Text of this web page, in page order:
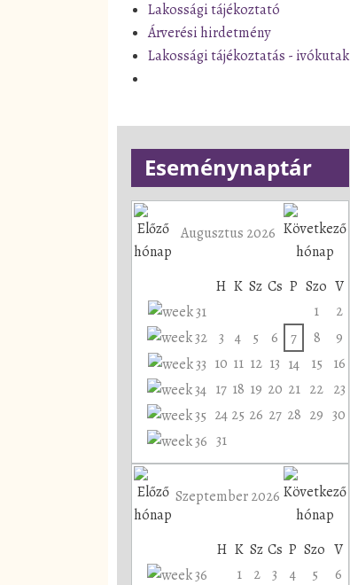
Lakossági tájékoztató
Árverési hirdetmény
Lakossági tájékoztatás - ivókutak
Eseménynaptár
Augusztus 2026
H K Sz Cs P Szo V
1
2
3 4 5 6 7 8
9
10 11 12 13 14 15
16
17 18 19 20 21 22 23
24 25 26 27 28 29 30
31
Szeptember 2026
H K Sz Cs P Szo V
1
2 3 4 5
6